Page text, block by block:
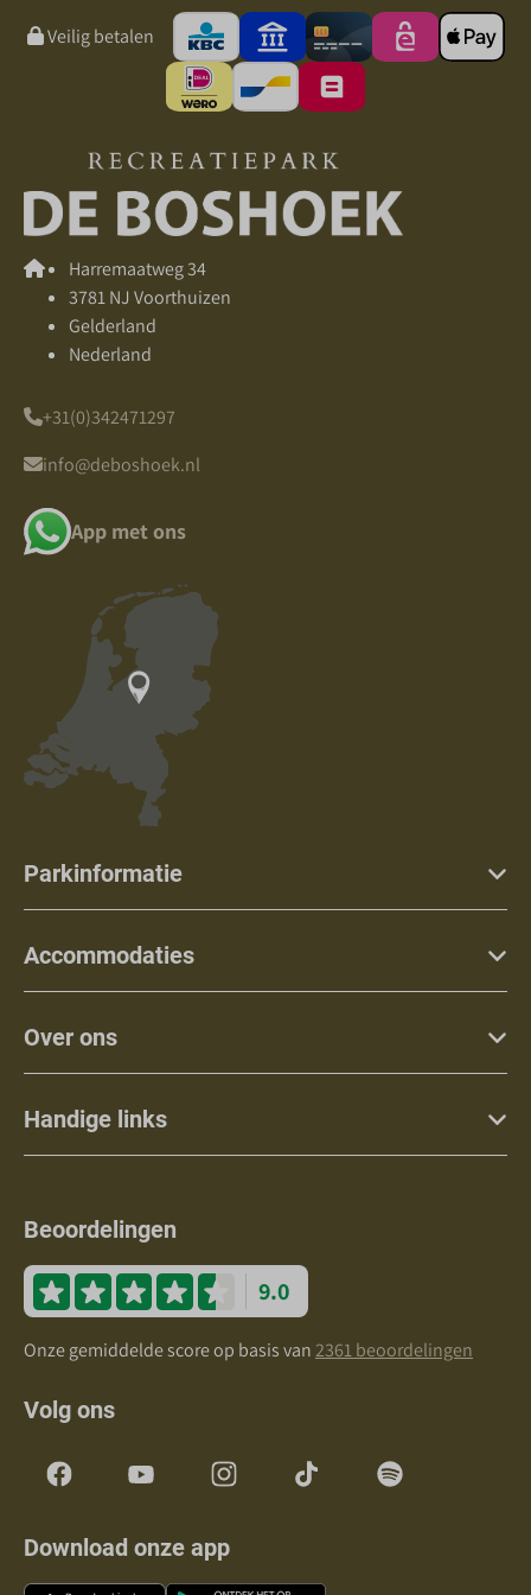
Veilig betalen
Harremaatweg 34
3781 NJ Voorthuizen
Gelderland
Nederland
+31(0)342471297
info@deboshoek.nl
App met ons
Parkinformatie
Accommodaties
Over ons
Handige links
Beoordelingen
9.0
Onze gemiddelde score op basis van2361 beoordelingen
Volg ons
Download onze app